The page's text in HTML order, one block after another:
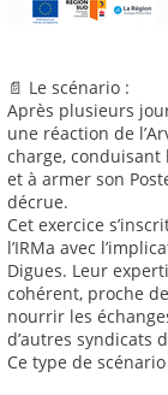
📄 Le scénario :
Après plusieurs
une réaction de
charge, conduisant
et à armer son
décrue.
Cet exercice
l’IRMa avec
Digues. Leur
cohérent, proche
nourrir les
d’autres syndicats
Ce type de